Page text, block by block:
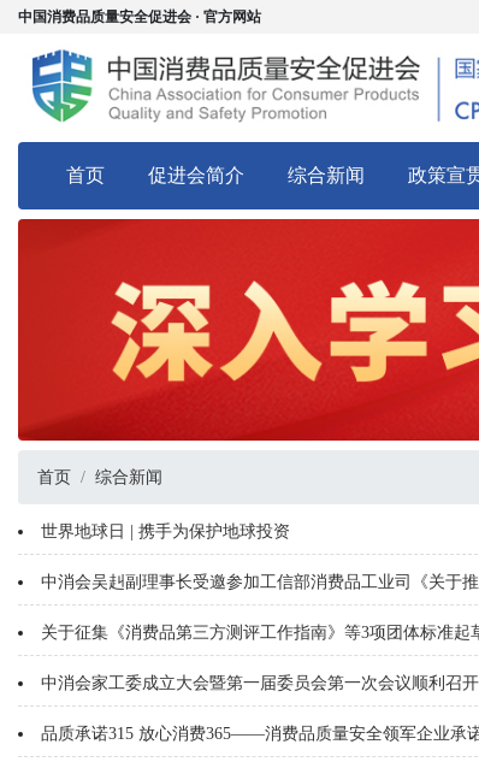
中国消费品质量安全促进会 · 官方网站
首页 促进会简介 综合新闻 政策宣
首页 综合新闻
世界地球日 | 携手为保护地球投资
中消会吴赳副理事长受邀参加工信部消费品工业司《关于
关于征集《消费品第三方测评工作指南》等3项团体标准起
中消会家工委成立大会暨第一届委员会第一次会议顺利召开
品质承诺315 放心消费365——消费品质量安全领军企业承